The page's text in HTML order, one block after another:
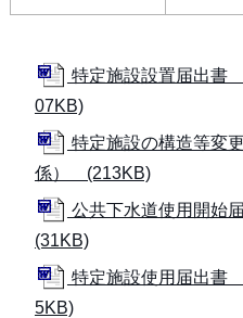
特定施設設置届出
07KB)
特定施設の構造等変
係） (213KB)
公共下水道使用開
(31KB)
特定施設使用届出
5KB)